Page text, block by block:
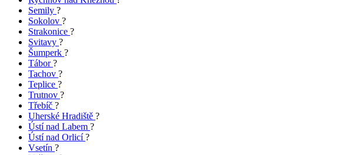
Semily ?
Sokolov ?
Strakonice ?
Svitavy ?
Šumperk ?
Tábor?
Tachov ?
Teplice ?
Trutnov ?
Třebíč ?
Uherské Hradiště ?
Ústí nad Labem ?
Ústí nad Orlicí?
Vsetín ?